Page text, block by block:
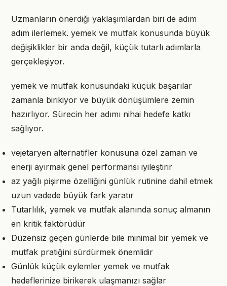
Uzmanların önerdiği yaklaşımlardan biri de adım
adım ilerlemek. yemek ve mutfak konusunda büyük
değişiklikler bir anda değil, küçük tutarlı adımlarla
gerçekleşiyor.
yemek ve mutfak konusundaki küçük başarılar
zamanla birikiyor ve büyük dönüşümlere zemin
hazırlıyor. Sürecin her adımı nihai hedefe katkı
sağlıyor.
vejetaryen alternatifler konusuna özel zaman ve
enerji ayırmak genel performansı iyileştirir
az yağlı pişirme özelliğini günlük rutinine dahil etmek
uzun vadede büyük fark yaratır
Tutarlılık, yemek ve mutfak alanında sonuç almanın
en kritik faktörüdür
Düzensiz geçen günlerde bile minimal bir yemek ve
mutfak pratiğini sürdürmek önemlidir
Günlük küçük eylemler yemek ve mutfak
hedeflerinize birikerek ulaşmanızı sağlar